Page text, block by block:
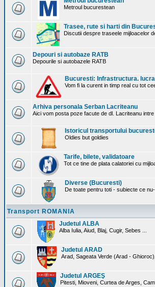
Metroul bucurestean
Trasee, rute si harti din
Discutii despre traseele mijloacelor
Depouri si autobaze RATB
Depourile si autobazele RATB
Bucuresti: Infrastructura.
Vom fi la curent in timp real cu tot
Arhiva personala Serban Lacriteanu
Aici vom posta poze facute de dl. Lacriteanu
Istoricul transportului
Oldies but goldies
Tarife, bilete, validatoare
Tot ce tine de plata calatoriei cu
Diverse (Bucuresti)
De toate pentru toti - subiecte ce
Transport ROMANIA
Judetul ALBA
Alba Iulia, Aiud, Blaj, Cugir, Sebes ...
Judetul ARAD
Arad, Sageata Verde (Arad - Ghioroc),
Judetul ARGEŞ
Pitesti, Mioveni, Curtea de Arges,